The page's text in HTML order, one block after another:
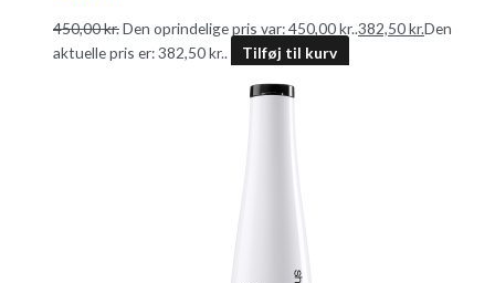
450,00kr.Den oprindelige pris var: 450,00 kr..382,50kr.Den
aktuelle pris er: 382,50 kr..
Tilføj til kurv